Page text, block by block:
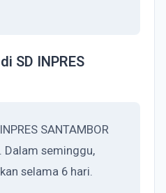
SD INPRES
SANTAMBOR
Dalam seminggu,
selama 6 hari.